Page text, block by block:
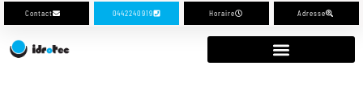
Contact 0442240919 Horaire Adresse